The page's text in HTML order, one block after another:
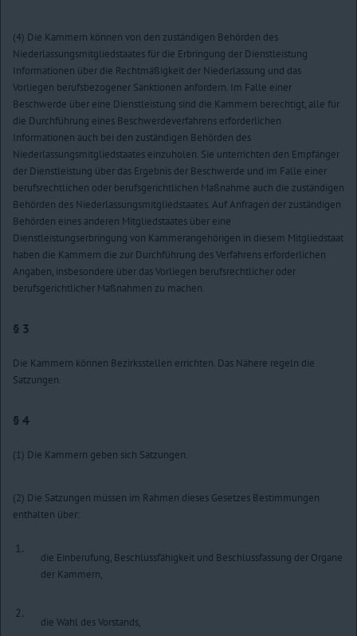
(4) Die Kammern können von den zuständigen Behörden des
Niederlassungsmitgliedstaates für die Erbringung der Dienstleistung
Informationen über die Rechtmäßigkeit der Niederlassung und das
Vorliegen berufsbezogener Sanktionen anfordern. Im Falle einer
Beschwerde über eine Dienstleistung sind die Kammern berechtigt, alle für
die Durchführung eines Beschwerdeverfahrens erforderlichen
Informationen auch bei den zuständigen Behörden des
Niederlassungsmitgliedstaates einzuholen. Sie unterrichten den Empfänger
der Dienstleistung über das Ergebnis der Beschwerde und im Falle einer
berufsrechtlichen oder berufsgerichtlichen Maßnahme auch die zuständigen
Behörden des Niederlassungsmitgliedstaates. Auf Anfragen der zuständigen
Behörden eines anderen Mitgliedstaates über eine
Dienstleistungserbringung von Kammerangehörigen in diesem Mitgliedstaat
haben die Kammern die zur Durchführung des Verfahrens erforderlichen
Angaben, insbesondere über das Vorliegen berufsrechtlicher oder
berufsgerichtlicher Maßnahmen zu machen.
§ 3
Die Kammern können Bezirksstellen errichten. Das Nähere regeln die
Satzungen.
§ 4
(1) Die Kammern geben sich Satzungen.
(2) Die Satzungen müssen im Rahmen dieses Gesetzes Bestimmungen
enthalten über:
1.
die Einberufung, Beschlussfähigkeit und Beschlussfassung der Organe
der Kammern,
2.
die Wahl des Vorstands,